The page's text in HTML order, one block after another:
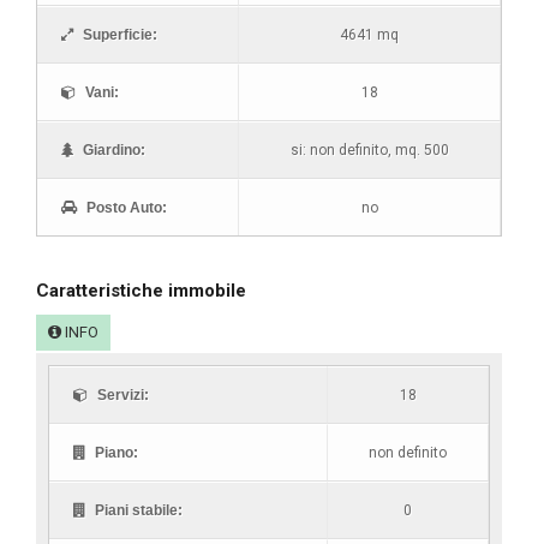
Superficie: 4641 mq
Vani: 18
Giardino: si: non definito, mq. 500
Posto Auto: no
Caratteristiche immobile
INFO
Servizi: 18
Piano: non definito
Piani stabile: 0